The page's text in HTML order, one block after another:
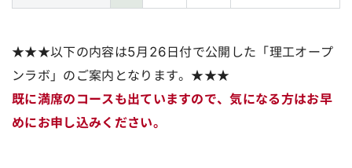
★★★以下の内容は5月26日付で公開した「理工オープ
ンラボ」のご案内となります。★★★
既に満席のコースも出ていますので、気になる方はお早
めにお申し込みください。